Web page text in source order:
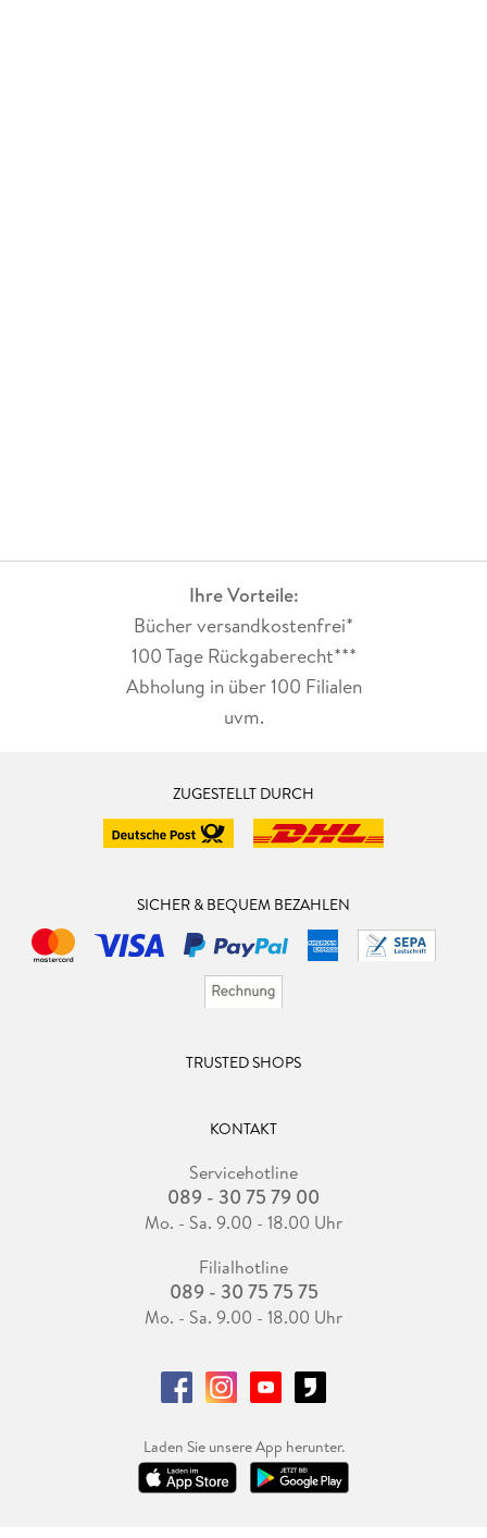
Ihre Vorteile:
Bücher versandkostenfrei*
100 Tage Rückgaberecht***
Abholung in über 100 Filialen
uvm.
ZUGESTELLT DURCH
SICHER & BEQUEM BEZAHLEN
TRUSTED SHOPS
KONTAKT
Servicehotline
089 - 30 75 79 00
Mo. - Sa. 9.00 - 18.00 Uhr
Filialhotline
089 - 30 75 75 75
Mo. - Sa. 9.00 - 18.00 Uhr
Laden Sie unsere App herunter.